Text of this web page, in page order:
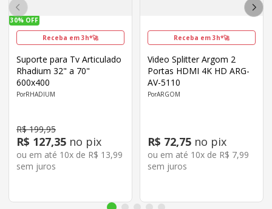
30% OFF
Receba em 3h*🚀
Suporte para Tv Articulado
Rhadium 32" a 70"
600x400
RHADIUM
R$ 199,95
R$ 127,35 no pix
ou em até 10x de R$ 13,99
sem juros
Receba em 3h*🚀
Video Splitter Argom 2
Portas HDMI 4K HD ARG-
AV-5110
ARGOM
R$ 72,75 no pix
ou em até 10x de R$ 7,99
sem juros